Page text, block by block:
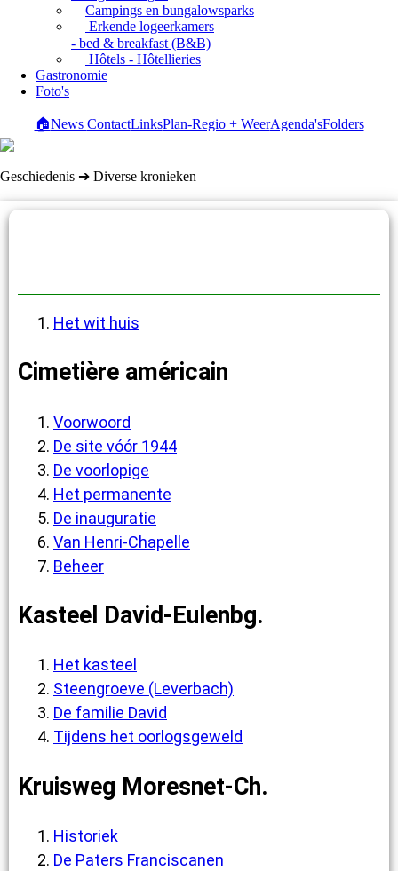
Campings en bungalowsparks
Erkende logeerkamers
- bed & breakfast (B&B)
Hôtels - Hôtellieries
Gastronomie
Foto's
🏠News ContactLinksPlan-Regio + WeerAgenda'sFolders
Geschiedenis ➔ Diverse kronieken
Het wit huis
Cimetière américain
Voorwoord
De site vóór 1944
De voorlopige
Het permanente
De inauguratie
Van Henri-Chapelle
Beheer
Kasteel David-Eulenbg.
Het kasteel
Steengroeve (Leverbach)
De familie David
Tijdens het oorlogsgeweld
Kruisweg Moresnet-Ch.
Historiek
De Paters Franciscanen